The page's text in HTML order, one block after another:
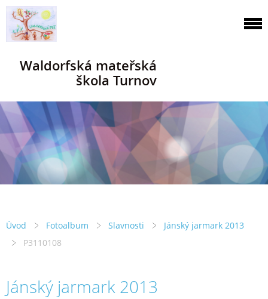
Waldorfská mateřská
škola Turnov
Úvod Fotoalbum Slavnosti
Jánský jarmark 2013
P3110108
Jánský jarmark 2013